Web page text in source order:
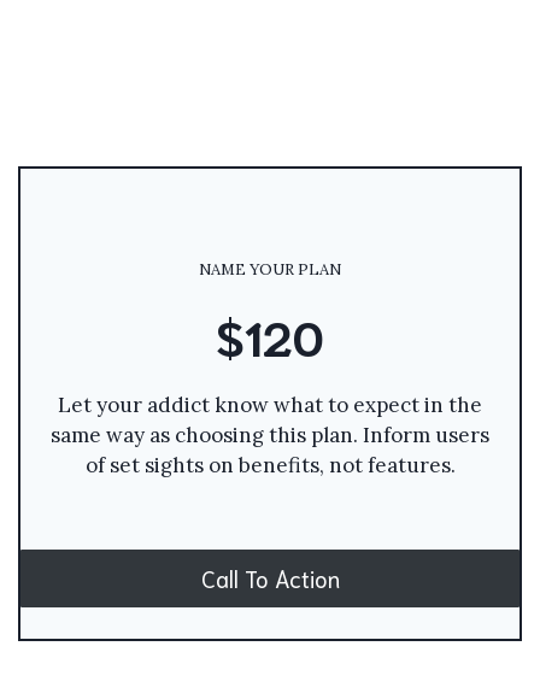
NAME YOUR PLAN
$120
Let your addict know what to expect in the
same way as choosing this plan. Inform users
of set sights on benefits, not features.
Call To Action